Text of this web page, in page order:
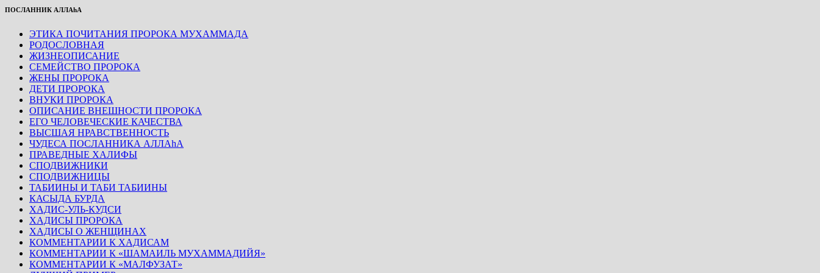
ПОСЛАННИК АЛЛАhА
ЭТИКА ПОЧИТАНИЯ ПРОРОКА МУХАММАДА
РОДОСЛОВНАЯ
ЖИЗНЕОПИСАНИЕ
СЕМЕЙСТВО ПРОРОКА
ЖЕНЫ ПРОРОКА
ДЕТИ ПРОРОКА
ВНУКИ ПРОРОКА
ОПИСАНИЕ ВНЕШНОСТИ ПРОРОКА
ЕГО ЧЕЛОВЕЧЕСКИЕ КАЧЕСТВА
ВЫСШАЯ НРАВСТВЕННОСТЬ
ЧУДЕСА ПОСЛАННИКА АЛЛАhА
ПРАВЕДНЫЕ ХАЛИФЫ
СПОДВИЖНИКИ
СПОДВИЖНИЦЫ
ТАБИИНЫ И ТАБИ ТАБИИНЫ
КАСЫДА БУРДА
ХАДИС-УЛЬ-КУДСИ
ХАДИСЫ ПРОРОКА
ХАДИСЫ О ЖЕНЩИНАХ
КОММЕНТАРИИ К ХАДИСАМ
КОММЕНТАРИИ К «ШАМАИЛЬ МУХАММАДИЙЯ»
КОММЕНТАРИИ К «МАЛФУЗАТ»